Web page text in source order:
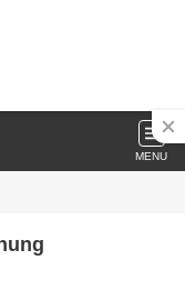
MENU